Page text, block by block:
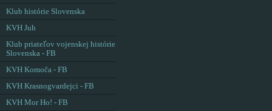
Klub histórie Slovenska
KVH Juh
Klub priateľov vojenskej histórie
Slovenska - FB
KVH Komoča - FB
KVH Krasnogvardejci - FB
KVH Mor Ho! - FB